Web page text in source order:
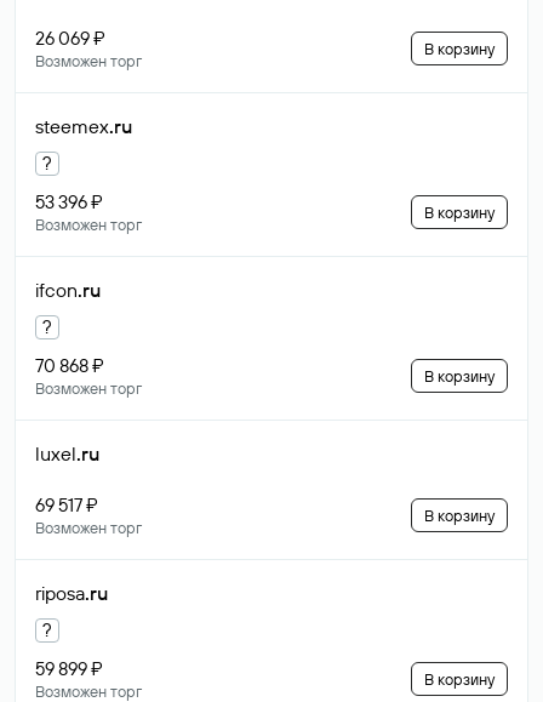
26 069 ₽
Возможен торг
В корзину
steemex.ru
?
53 396 ₽
Возможен торг
В корзину
ifcon.ru
?
70 868 ₽
Возможен торг
В корзину
luxel.ru
69 517 ₽
Возможен торг
В корзину
riposa.ru
?
59 899 ₽
Возможен торг
В корзину